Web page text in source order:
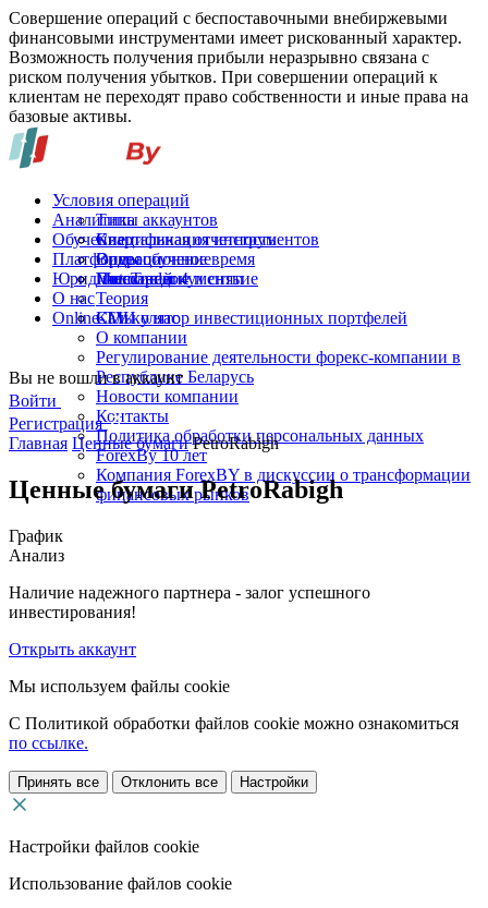
Совершение операций с беспоставочными внебиржевыми
финансовыми инструментами имеет рискованный характер.
Возможность получения прибыли неразрывно связана с
риском получения убытков. При совершении операций к
клиентам не переходят право собственности и иные права на
базовые активы.
Условия операций
Типы аккаунтов
Спецификация инструментов
Операционное время
Пополнение и снятие
Аналитика
Квартальная отчетность
Обучение
Видеообучение
Глоссарий
Теория
Калькулятор инвестиционных портфелей
Платформы
MetaTrader 4
Юридические документы
О нас
СМИ о нас
О компании
Регулирование деятельности форекс-компании в
Республике Беларусь
Новости компании
Контакты
Политика обработки персональных данных
ForexBy 10 лет
Компания ForexBY в дискуссии о трансформации
финансовых рынков
Online-TV
Вы не вошли в аккаунт
Войти
Регистрация
Главная Ценные бумаги PetroRabigh
Ценные бумаги PetroRabigh
График
Анализ
Наличие надежного партнера - залог успешного
инвестирования!
Открыть аккаунт
Мы используем файлы cookie
С Политикой обработки файлов cookie можно ознакомиться
по ссылке.
Принять все Отклонить все Настройки
Настройки файлов cookie
Использование файлов cookie